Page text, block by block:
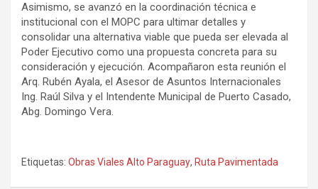
Asimismo, se avanzó en la coordinación técnica e
institucional con el MOPC para ultimar detalles y
consolidar una alternativa viable que pueda ser elevada al
Poder Ejecutivo como una propuesta concreta para su
consideración y ejecución. Acompañaron esta reunión el
Arq. Rubén Ayala, el Asesor de Asuntos Internacionales
Ing. Raúl Silva y el Intendente Municipal de Puerto Casado,
Abg. Domingo Vera.
Etiquetas: Obras Viales Alto Paraguay, Ruta Pavimentada